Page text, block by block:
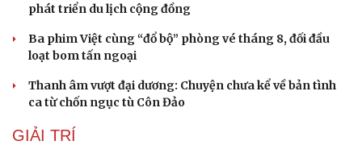
phát triển du lịch cộng đồng
Ba phim Việt cùng “đổ bộ” phòng vé tháng 8, đối đầu
loạt bom tấn ngoại
Thanh âm vượt đại dương: Chuyện chưa kể về bản tình
ca từ chốn ngục tù Côn Đảo
GIẢI TRÍ